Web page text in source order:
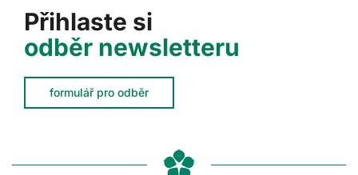
Přihlaste si
odběr newsletteru
formulář pro odběr